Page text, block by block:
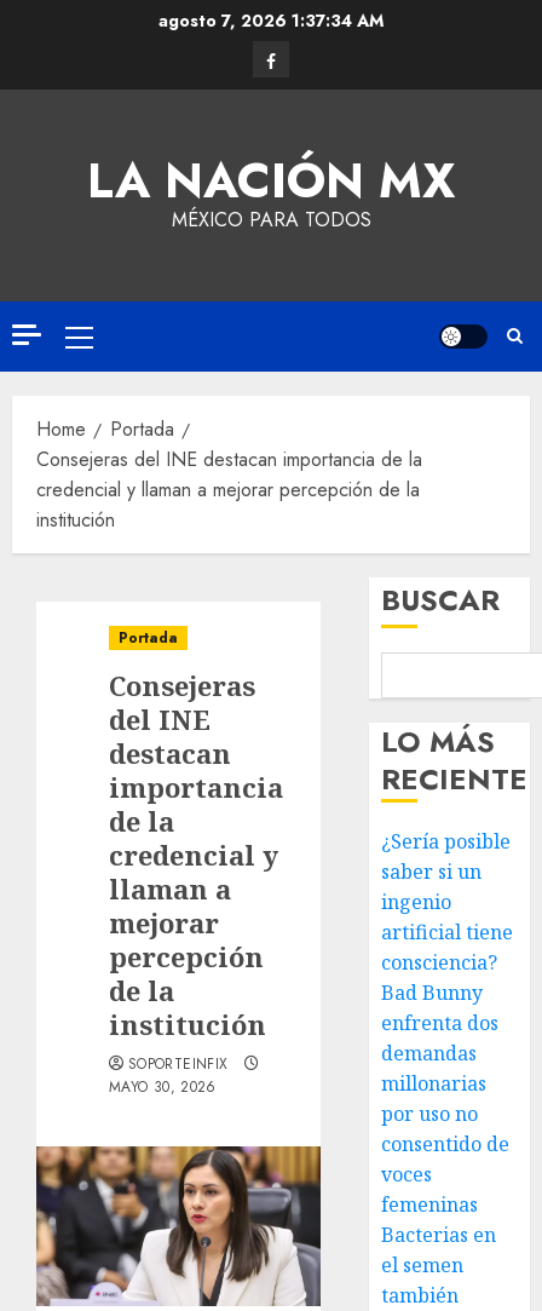
agosto 7, 2026 1:37:34 AM
LA NACIÓN MX
MÉXICO PARA TODOS
Home
Portada
Consejeras del INE destacan importancia de la
credencial y llaman a mejorar percepción de la
institución
Portada
Consejeras
del INE
destacan
importancia
de la
credencial y
llaman a
mejorar
percepción
de la
institución
SOPORTEINFIX
MAYO 30, 2026
BUSCAR
LO MÁS
RECIENTE
¿Sería posible
saber si un
ingenio
artificial tiene
consciencia?
Bad Bunny
enfrenta dos
demandas
millonarias
por uso no
consentido de
voces
femeninas
Bacterias en
el semen
también